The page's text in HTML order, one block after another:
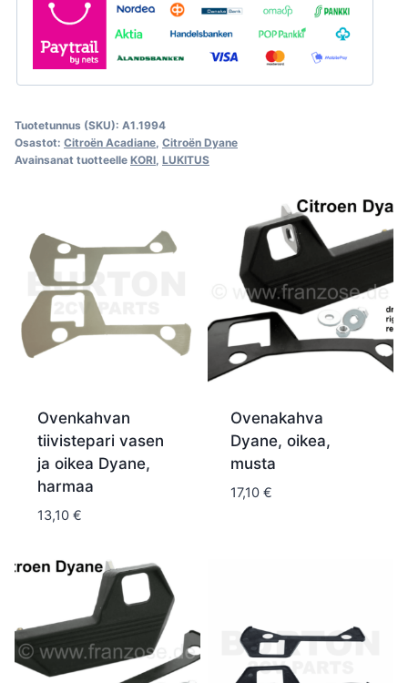
Tuotetunnus (SKU): A1.1994
Osastot: Citroën Acadiane Citroën Dyane
Avainsanat tuotteelle KORI LUKITUS
Ovenkahvan
tiivistepari vasen
ja oikea Dyane,
harmaa
13,10 €
Ovenakahva
Dyane, oikea,
musta
17,10 €